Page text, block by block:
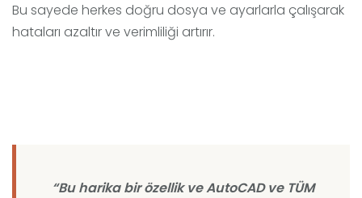
Bu sayede herkes doğru dosya ve ayarlarla çalışarak
hataları azaltır ve verimliliği artırır.
“Bu harika bir özellik ve AutoCAD ve TÜM